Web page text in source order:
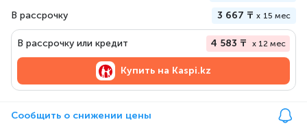
В рассрочку 3 667 ₸ x 15 мес
В рассрочку или кредит 4 583 ₸ x 12 мес
Купить на Kaspi.kz
Сообщить о снижении цены